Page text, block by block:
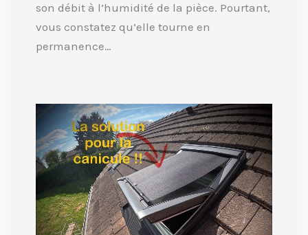
son débit à l’humidité de la pièce. Pourtant,
vous constatez qu’elle tourne en
permanence…